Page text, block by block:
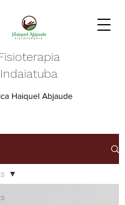
Indaiatuba
Haiquel Abjaude